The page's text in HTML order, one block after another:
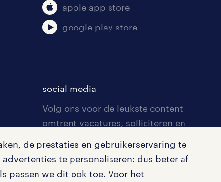
de prestaties en gebruikerservaring te
te personaliseren: dus beter af
passen we dit ook toe. Voor het
apple app store
google play store
social media
Volg ons voor de leukste content
omtrent vacatures, solliciteren en